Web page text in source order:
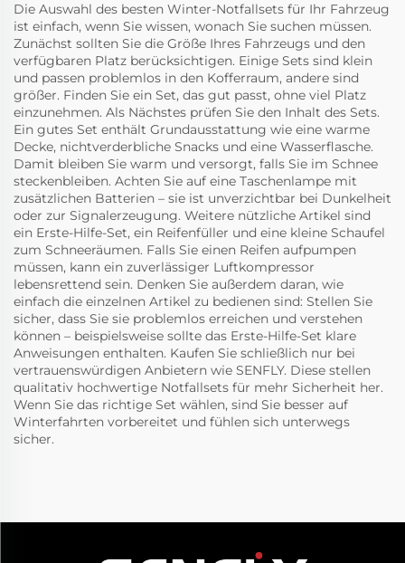
Die Auswahl des besten Winter-Notfallsets für Ihr Fahrzeug
ist einfach, wenn Sie wissen, wonach Sie suchen müssen.
Zunächst sollten Sie die Größe Ihres Fahrzeugs und den
verfügbaren Platz berücksichtigen. Einige Sets sind klein
und passen problemlos in den Kofferraum, andere sind
größer. Finden Sie ein Set, das gut passt, ohne viel Platz
einzunehmen. Als Nächstes prüfen Sie den Inhalt des Sets.
Ein gutes Set enthält Grundausstattung wie eine warme
Decke, nichtverderbliche Snacks und eine Wasserflasche.
Damit bleiben Sie warm und versorgt, falls Sie im Schnee
steckenbleiben. Achten Sie auf eine Taschenlampe mit
zusätzlichen Batterien – sie ist unverzichtbar bei Dunkelheit
oder zur Signalerzeugung. Weitere nützliche Artikel sind
ein Erste-Hilfe-Set, ein Reifenfüller und eine kleine Schaufel
zum Schneeräumen. Falls Sie einen Reifen aufpumpen
müssen, kann ein zuverlässiger Luftkompressor
lebensrettend sein. Denken Sie außerdem daran, wie
einfach die einzelnen Artikel zu bedienen sind: Stellen Sie
sicher, dass Sie sie problemlos erreichen und verstehen
können – beispielsweise sollte das Erste-Hilfe-Set klare
Anweisungen enthalten. Kaufen Sie schließlich nur bei
vertrauenswürdigen Anbietern wie SENFLY. Diese stellen
qualitativ hochwertige Notfallsets für mehr Sicherheit her.
Wenn Sie das richtige Set wählen, sind Sie besser auf
Winterfahrten vorbereitet und fühlen sich unterwegs
sicher.